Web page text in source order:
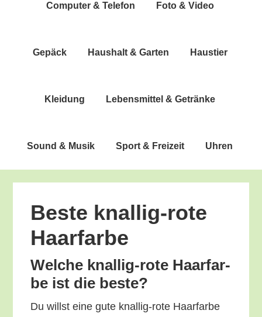
Com­pu­ter & Telefon Foto & Video
Gepäck Haus­halt & Garten Haus­tier
Klei­dung Lebens­mit­tel & Getränke
Sound & Musik Sport & Freizeit Uhren
Bes­te knal­lig-rote
Haarfarbe
Wel­che knal­lig-rote Haar­far­
be ist die beste?
Du willst eine gute knal­lig-rote Haar­far­be